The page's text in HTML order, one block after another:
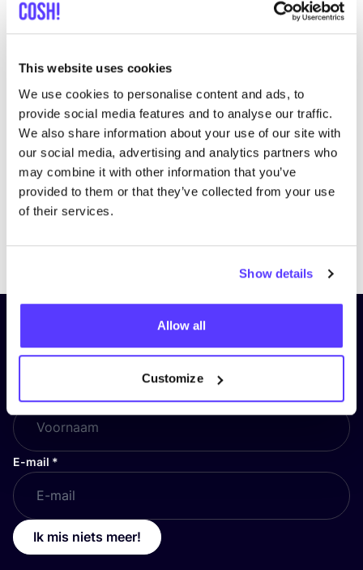
This website uses cookies
We use cookies to personalise content and ads, to
provide social media features and to analyse our traffic.
We also share information about your use of our site with
our social media, advertising and analytics partners who
may combine it with other information that you’ve
provided to them or that they’ve collected from your use
of their services.
Show details
Allow all
Customize
Bezoek website
Schrijf je in op onze nieuwsbrief
en blijf op de hoogte!
E-mail *
Ik mis niets meer!